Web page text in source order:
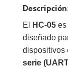
El HC-05es
diseñado
dispositivos
serie